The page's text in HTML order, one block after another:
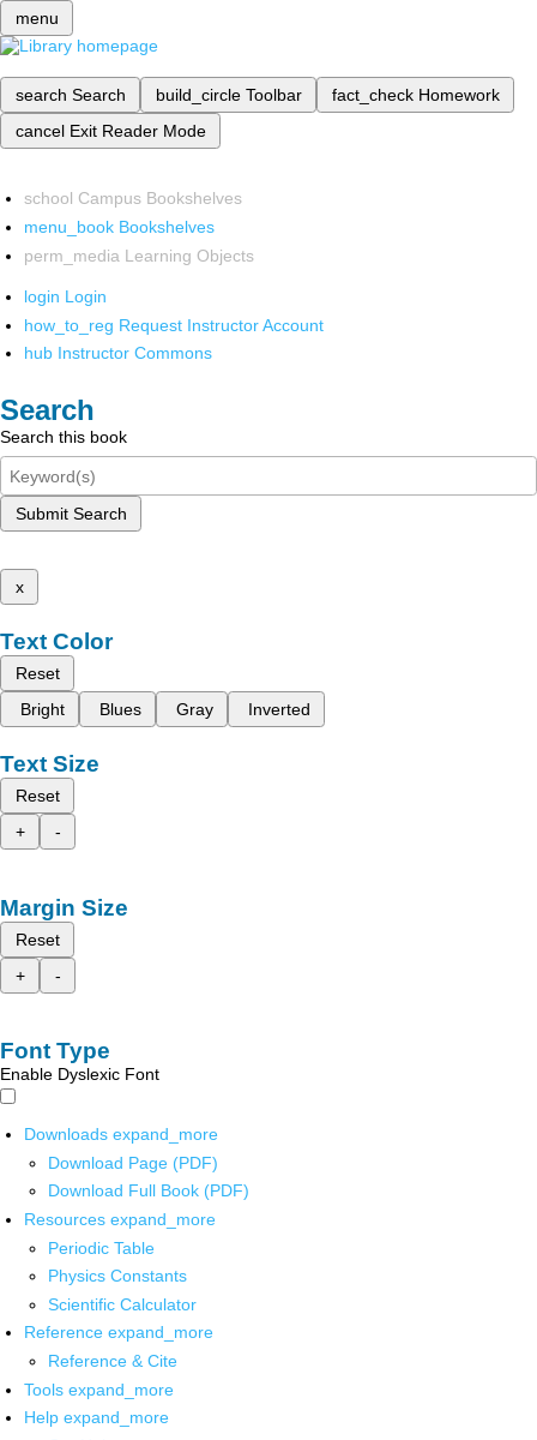
menu
search Search build_circle Toolbar fact_check Homework
cancel Exit Reader Mode
school Campus Bookshelves
menu_book Bookshelves
perm_media Learning Objects
login Login
how_to_reg Request Instructor Account
hub Instructor Commons
Search
Search this book
Submit Search
x
Text Color
Reset
Bright
Blues Gray Inverted
Text Size
Reset
+
-
Margin Size
Reset
+
-
Font Type
Enable Dyslexic Font
Downloads expand_more
Download Page (PDF)
Download Full Book (PDF)
Resources expand_more
Periodic Table
Physics Constants
Scientific Calculator
Reference expand_more
Reference & Cite
Tools expand_more
Help expand_more